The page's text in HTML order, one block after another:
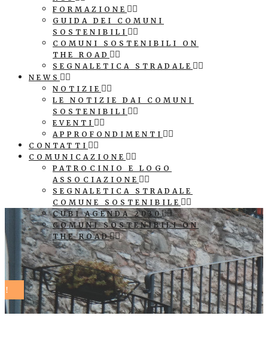
FORMAZIONE
GUIDA DEI COMUNI
SOSTENIBILI
COMUNI SOSTENIBILI ON
THE ROAD
SEGNALETICA STRADALE
NEWS
NOTIZIE
LE NOTIZIE DAI COMUNI
SOSTENIBILI
EVENTI
APPROFONDIMENTI
CONTATTI
COMUNICAZIONE
PATROCINIO E LOGO
ASSOCIAZIONE
SEGNALETICA STRADALE
COMUNE SOSTENIBILE
CUBI AGENDA 2030
COMUNI SOSTENIBILI ON
THE ROAD